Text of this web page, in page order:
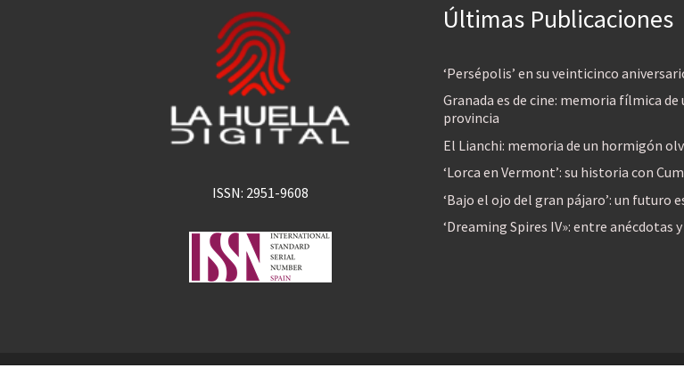
ISSN: 2951-9608
Últimas Publicaciones
‘Persépolis’ en su veinticinco
Granada es de cine: memoria fílmica de
provincia
El Lianchi: memoria de un hormigón
‘Lorca en Vermont’: su historia con
‘Bajo el ojo del gran pájaro’: un futuro
‘Dreaming Spires IV»: entre anécdotas